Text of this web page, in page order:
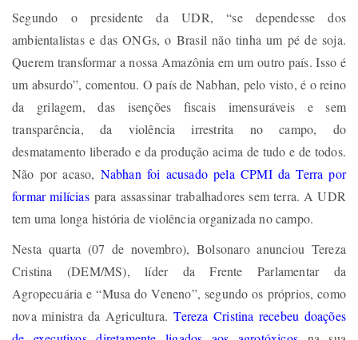
Segundo o presidente da UDR, “se dependesse dos
ambientalistas e das ONGs, o Brasil não tinha um pé de soja.
Querem transformar a nossa Amazônia em um outro país. Isso é
um absurdo”, comentou. O país de Nabhan, pelo visto, é o reino
da grilagem, das isenções fiscais imensuráveis e sem
transparência, da violência irrestrita no campo, do
desmatamento liberado e da produção acima de tudo e de todos.
Não por acaso, Nabhan foi acusado pela CPMI da Terra por
formar milíciaspara assassinar trabalhadores sem terra. A UDR
tem uma longa história de violência organizada no campo.
Nesta quarta (07 de novembro), Bolsonaro anunciou Tereza
Cristina (DEM/MS), líder da Frente Parlamentar da
Agropecuária e “Musa do Veneno”, segundo os próprios, como
nova ministra da Agricultura.Tereza Cristina recebeu doações